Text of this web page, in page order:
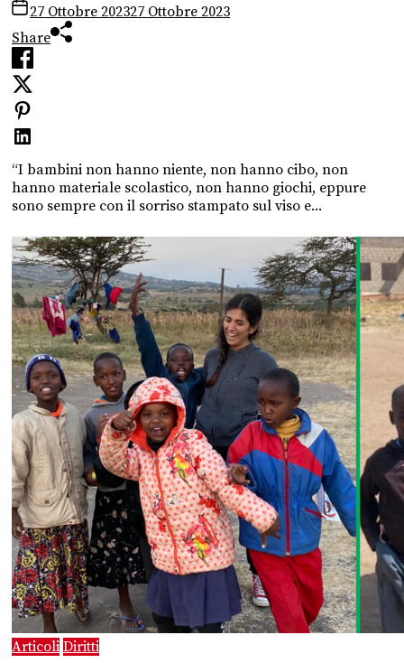
27 Ottobre 202327 Ottobre 2023
Share
“I bambini non hanno niente, non hanno cibo, non
hanno materiale scolastico, non hanno giochi, eppure
sono sempre con il sorriso stampato sul viso e...
Articoli Diritti